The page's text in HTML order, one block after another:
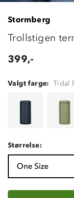
Stormberg
Trollstigen
399,-
Valgt farge: Tidal
Størrelse:
One Size